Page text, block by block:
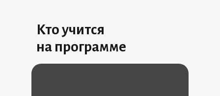
Кто учится
на программе